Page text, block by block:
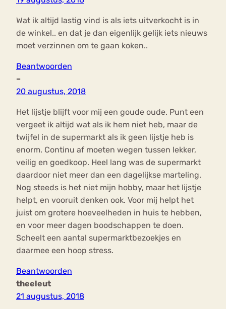
Wat ik altijd lastig vind is als iets uitverkocht is in
de winkel.. en dat je dan eigenlijk gelijk iets nieuws
moet verzinnen om te gaan koken..
Beantwoorden
–
20 augustus, 2018
Het lijstje blijft voor mij een goude oude. Punt een
vergeet ik altijd wat als ik hem niet heb, maar de
twijfel in de supermarkt als ik geen lijstje heb is
enorm. Continu af moeten wegen tussen lekker,
veilig en goedkoop. Heel lang was de supermarkt
daardoor niet meer dan een dagelijkse marteling.
Nog steeds is het niet mijn hobby, maar het lijstje
helpt, en vooruit denken ook. Voor mij helpt het
juist om grotere hoeveelheden in huis te hebben,
en voor meer dagen boodschappen te doen.
Scheelt een aantal supermarktbezoekjes en
daarmee een hoop stress.
Beantwoorden
theeleut
21 augustus, 2018